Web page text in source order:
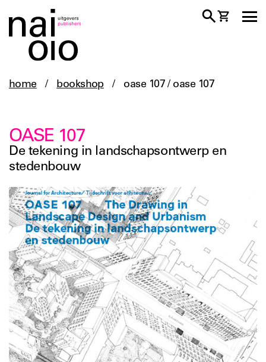
home / bookshop / oase 107 / oase 107
OASE 107
De tekening in landschapsontwerp en
stedenbouw